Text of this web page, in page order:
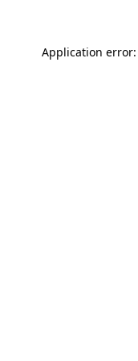
Application